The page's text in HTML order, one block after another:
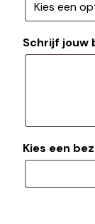
Schrijf jouw
Kies een